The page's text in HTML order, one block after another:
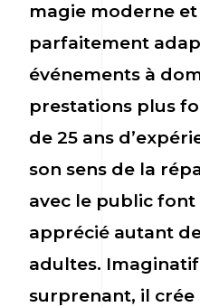
magie moderne
parfaitement
événements à
prestations plus
de 25 ans
son sens de la
avec le public
apprécié autant
adultes.
surprenant, il